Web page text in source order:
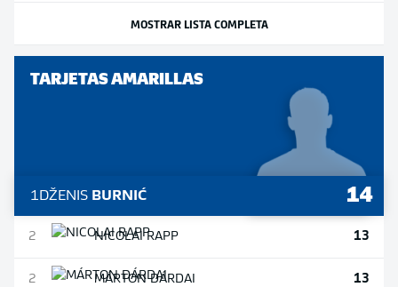
MOSTRAR LISTA COMPLETA
TARJETAS AMARILLAS
1DŽENIS BURNIĆ 14
2 NICOLAI RAPP 13
2 MÁRTONDÁRDAI 13